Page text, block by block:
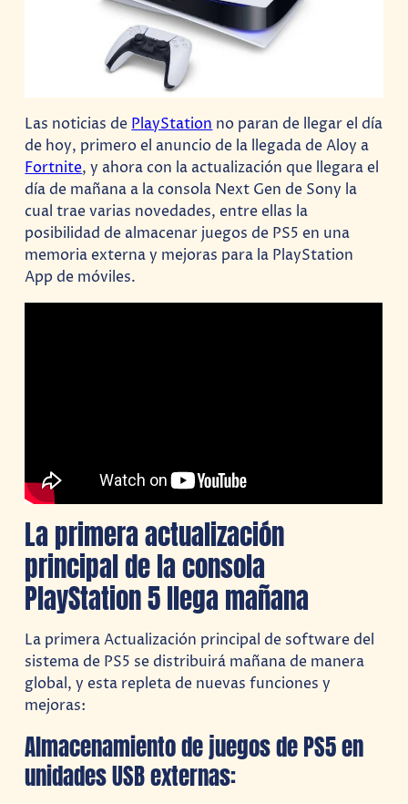
Las noticias de PlayStation no paran de llegar el día
de hoy, primero el anuncio de la llegada de Aloy a
Fortnite, y ahora con la actualización que llegara el
día de mañana a la consola Next Gen de Sony la
cual trae varias novedades, entre ellas la
posibilidad de almacenar juegos de PS5 en una
memoria externa y mejoras para la PlayStation
App de móviles.
La primera actualización
principal de la consola
PlayStation 5 llega mañana
La primera Actualización principal de software del
sistema de PS5 se distribuirá mañana de manera
global, y esta repleta de nuevas funciones y
mejoras:
Almacenamiento de juegos de PS5 en
unidades USB externas: